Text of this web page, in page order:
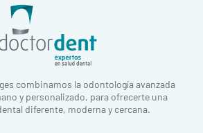
combinamos la odontología avanzada
y personalizado, para ofrecerte una
diferente, moderna y cercana.